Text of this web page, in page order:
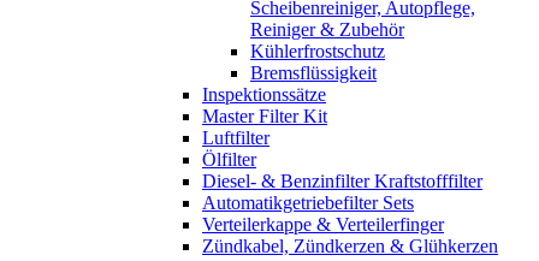
Scheibenreiniger, Autopflege,
Reiniger & Zubehör
Kühlerfrostschutz
Bremsflüssigkeit
Inspektionssätze
Master Filter Kit
Luftfilter
Ölfilter
Diesel- & Benzinfilter Kraftstofffilter
Automatikgetriebefilter Sets
Verteilerkappe & Verteilerfinger
Zündkabel, Zündkerzen & Glühkerzen